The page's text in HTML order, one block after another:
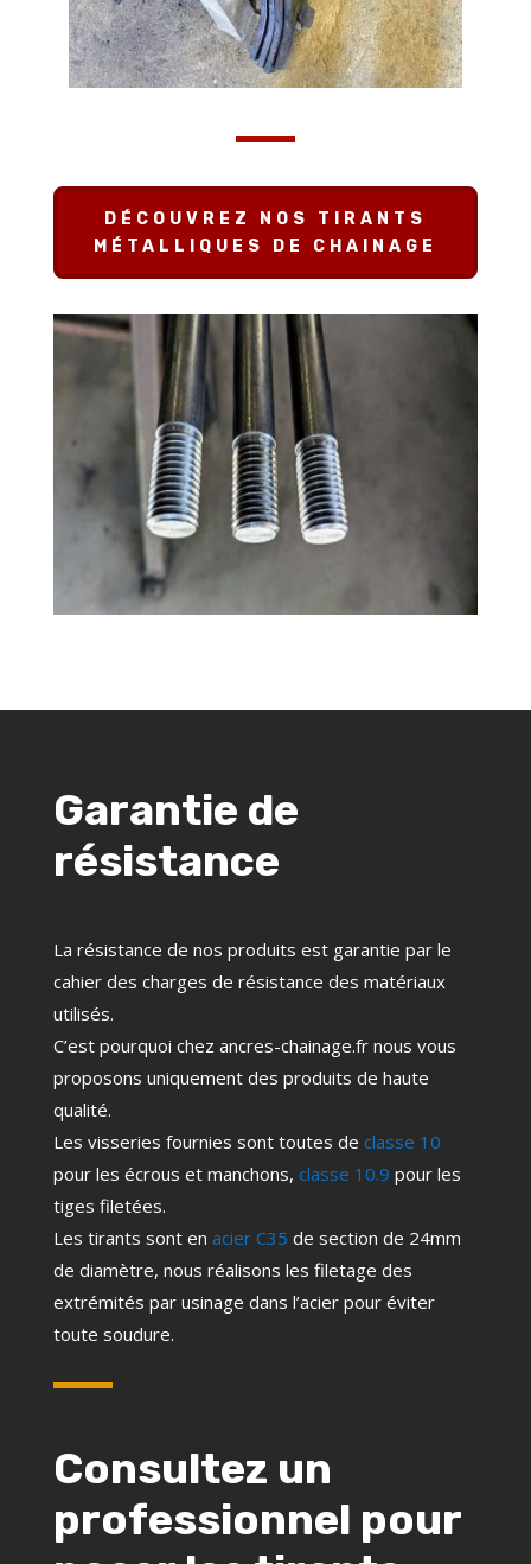
DÉCOUVREZ NOS TIRANTS
MÉTALLIQUES DE CHAINAGE
Garantie de
résistance
La résistance de nos produits est garantie par le
cahier des charges de résistance des matériaux
utilisés.
C’est pourquoi chez ancres-chainage.fr nous vous
proposons uniquement des produits de haute
qualité.
Les visseries fournies sont toutes de classe 10
pour les écrous et manchons, classe 10.9 pour les
tiges filetées.
Les tirants sont en acier C35 de section de 24mm
de diamètre, nous réalisons les filetage des
extrémités par usinage dans l’acier pour éviter
toute soudure.
Consultez un
professionnel pour